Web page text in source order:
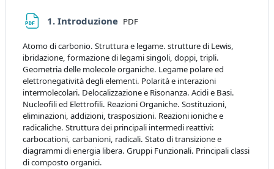
1. Introduzione File
PDF
Atomo di carbonio. Struttura e legame. strutture di Lewis,
ibridazione, formazione di legami singoli, doppi, tripli.
Geometria delle molecole organiche. Legame polare ed
elettronegatività degli elementi. Polarità e interazioni
intermolecolari. Delocalizzazione e Risonanza. Acidi e Basi.
Nucleofili ed Elettrofili. Reazioni Organiche. Sostituzioni,
eliminazioni, addizioni, trasposizioni. Reazioni ioniche e
radicaliche. Struttura dei principali intermedi reattivi:
carbocationi, carbanioni, radicali. Stato di transizione e
diagrammi di energia libera. Gruppi Funzionali. Principali classi
di composto organici.